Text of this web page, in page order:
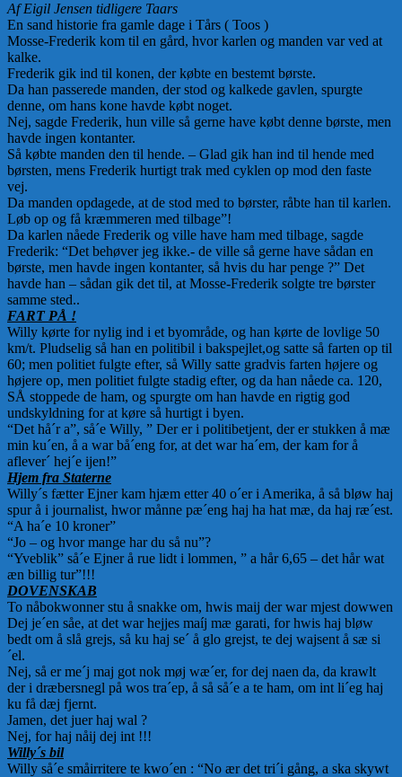
Af Eigil Jensen tidligere Taars
En sand historie fra gamle dage i Tårs ( Toos )
Mosse-Frederik kom til en gård, hvor karlen og manden var ved at
kalke.
Frederik gik ind til konen, der købte en bestemt børste.
Da han passerede manden, der stod og kalkede gavlen, spurgte
denne, om hans kone havde købt noget.
Nej, sagde Frederik, hun ville så gerne have købt denne børste, men
havde ingen kontanter.
Så købte manden den til hende. – Glad gik han ind til hende med
børsten, mens Frederik hurtigt trak med cyklen op mod den faste
vej.
Da manden opdagede, at de stod med to børster, råbte han til karlen.
Løb op og få kræmmeren med tilbage”!
Da karlen nåede Frederik og ville have ham med tilbage, sagde
Frederik: “Det behøver jeg ikke.- de ville så gerne have sådan en
børste, men havde ingen kontanter, så hvis du har penge ?” Det
havde han – sådan gik det til, at Mosse-Frederik solgte tre børster
samme sted..
FART PÅ !
Willy kørte for nylig ind i et byområde, og han kørte de lovlige 50
km/t. Pludselig så han en politibil i bakspejlet,og satte så farten op til
60; men politiet fulgte efter, så Willy satte gradvis farten højere og
højere op, men politiet fulgte stadig efter, og da han nåede ca. 120,
SÅ stoppede de ham, og spurgte om han havde en rigtig god
undskyldning for at køre så hurtigt i byen.
“Det hå´r a”, så´e Willy, ” Der er i politibetjent, der er stukken å mæ
min ku´en, å a war bå´eng for, at det war ha´em, der kam for å
aflever´ hej´e ijen!”
Hjem fra Staterne
Willy´s fætter Ejner kam hjæm etter 40 o´er i Amerika, å så bløw haj
spur å i journalist, hwor månne pæ´eng haj ha hat mæ, da haj ræ´est.
“A ha´e 10 kroner”
“Jo – og hvor mange har du så nu”?
“Yveblik” så´e Ejner å rue lidt i lommen, ” a hår 6,65 – det hår wat
æn billig tur”!!!
DOVENSKAB
To nåbokwonner stu å snakke om, hwis maij der war mjest dowwen
Dej je´en såe, at det war hejjes maíj mæ garati, for hwis haj bløw
bedt om å slå grejs, så ku haj se´ å glo grejst, te dej wajsent å sæ si
´el.
Nej, så er me´j maj got nok møj wæ´er, for dej naen da, da krawlt
der i dræbersnegl på wos tra´ep, å så så´e a te ham, om int li´eg haj
ku få dæj fjernt.
Jamen, det juer haj wal ?
Nej, for haj nåij dej int !!!
Willy´s bil
Willy så´e småirritere te kwo´en : “No ær det tri´i gång, a ska skywt